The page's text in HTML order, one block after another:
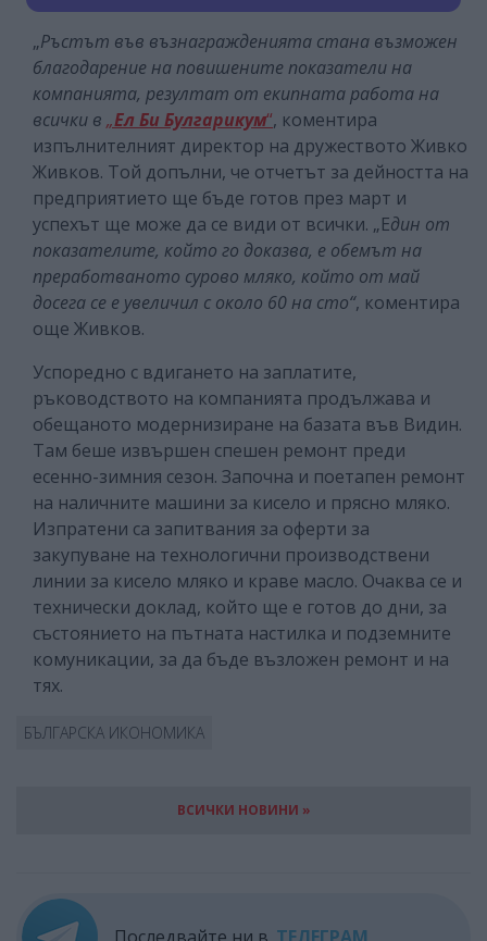
„Ръстът във възнагражденията стана възможен
благодарение на повишените показатели на
компанията, резултат от екипната работа на
всички в „Ел Би Булгарикум“, коментира
изпълнителният директор на дружеството Живко
Живков. Той допълни, че отчетът за дейността на
предприятието ще бъде готов през март и
успехът ще може да се види от всички. „Един от
показателите, който го доказва, е обемът на
преработваното сурово мляко, който от май
досега се е увеличил с около 60 на сто“, коментира
още Живков.
Успоредно с вдигането на заплатите,
ръководството на компанията продължава и
обещаното модернизиране на базата във Видин.
Там беше извършен спешен ремонт преди
есенно-зимния сезон. Започна и поетапен ремонт
на наличните машини за кисело и прясно мляко.
Изпратени са запитвания за оферти за
закупуване на технологични производствени
линии за кисело мляко и краве масло. Очаква се и
технически доклад, който ще е готов до дни, за
състоянието на пътната настилка и подземните
комуникации, за да бъде възложен ремонт и на
тях.
БЪЛГАРСКА ИКОНОМИКА
ВСИЧКИ НОВИНИ »